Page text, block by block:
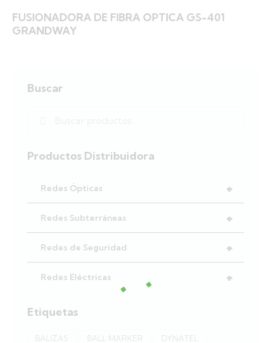
FUSIONADORA DE FIBRA OPTICA GS-401
GRANDWAY
Buscar
Productos Distribuidora
+
Redes Ópticas
+
Redes Subterráneas
+
Redes de Seguridad
+
Redes Eléctricas
Etiquetas
BALIZAS BALL MARKER DYNATEL